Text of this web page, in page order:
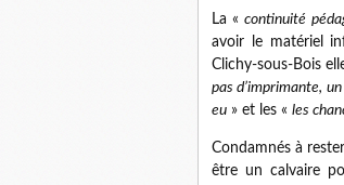
La «continuité
avoir le matériel
Clichy-sous-Bois
pas d’imprimante,
eu » et les « les
Condamnés à
être un calvaire